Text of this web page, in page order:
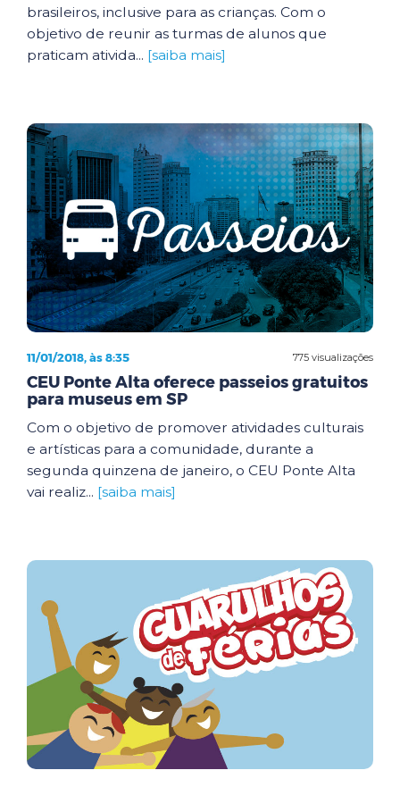
brasileiros, inclusive para as crianças. Com o
objetivo de reunir as turmas de alunos que
praticam ativida... [saiba mais]
775 visualizações
11/01/2018, às 8:35
CEU Ponte Alta oferece passeios gratuitos
para museus em SP
Com o objetivo de promover atividades culturais
e artísticas para a comunidade, durante a
segunda quinzena de janeiro, o CEU Ponte Alta
vai realiz... [saiba mais]